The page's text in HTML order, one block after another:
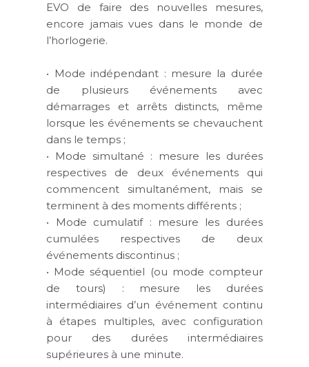
EVO de faire des nouvelles mesures,
encore jamais vues dans le monde de
l’horlogerie.
• Mode indépendant : mesure la durée
de plusieurs événements avec
démarrages et arrêts distincts, même
lorsque les événements se chevauchent
dans le temps ;
• Mode simultané : mesure les durées
respectives de deux événements qui
commencent simultanément, mais se
terminent à des moments différents ;
• Mode cumulatif : mesure les durées
cumulées respectives de deux
événements discontinus ;
• Mode séquentiel (ou mode compteur
de tours) : mesure les durées
intermédiaires d’un événement continu
à étapes multiples, avec configuration
pour des durées intermédiaires
supérieures à une minute.